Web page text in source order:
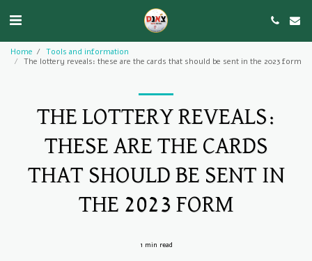
Home
Tools and information
The lottery reveals: these are the cards that should be sent in the 2023 form
THE LOTTERY REVEALS:
THESE ARE THE CARDS
THAT SHOULD BE SENT IN
THE 2023 FORM
1 min read